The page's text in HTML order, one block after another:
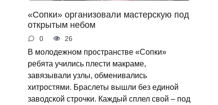
«Сопки» организовали мастерскую под
открытым небом
0 26
В молодежном пространстве «Сопки»
ребята учились плести макраме,
завязывали узлы, обменивались
хитростями. Браслеты вышли без единой
заводской строчки. Каждый сплел свой – под